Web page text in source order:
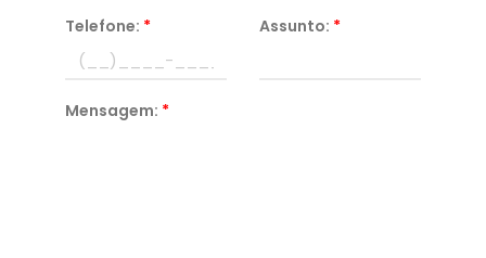
Telefone: * Assunto: *
Mensagem: *